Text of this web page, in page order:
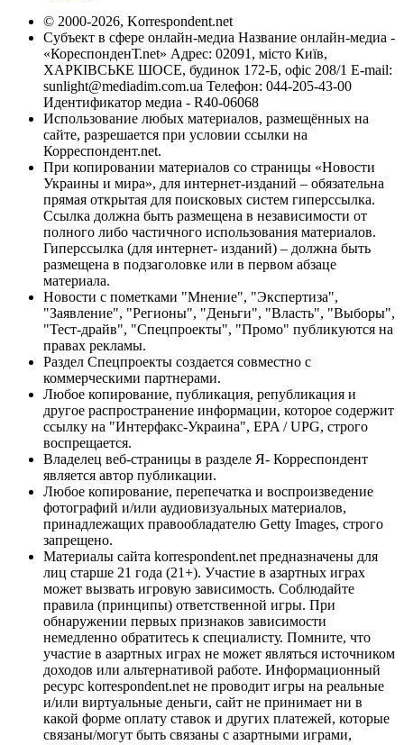
© 2000-2026, Korrespondent.net
Субъект в сфере онлайн-медиа Название онлайн-медиа -
«КореспонденТ.net» Адрес: 02091, місто Київ,
ХАРКІВСЬКЕ ШОСЕ, будинок 172-Б, офіс 208/1 E-mail:
sunlight@mediadim.com.ua Телефон: 044-205-43-00
Идентификатор медиа - R40-06068
Использование любых материалов, размещённых на
сайте, разрешается при условии ссылки на
Корреспондент.net.
При копировании материалов со страницы «Новости
Украины и мира», для интернет-изданий – обязательна
прямая открытая для поисковых систем гиперссылка.
Ссылка должна быть размещена в независимости от
полного либо частичного использования материалов.
Гиперссылка (для интернет- изданий) – должна быть
размещена в подзаголовке или в первом абзаце
материала.
Новости с пометками "Мнение", "Экспертиза",
"Заявление", "Регионы", "Деньги", "Власть", "Выборы",
"Тест-драйв", "Спецпроекты", "Промо" публикуются на
правах рекламы.
Раздел Спецпроекты создается совместно с
коммерческими партнерами.
Любое копирование, публикация, републикация и
другое распространение информации, которое содержит
ссылку на "Интерфакс-Украина", EPA / UPG, строго
воспрещается.
Владелец веб-страницы в разделе Я- Корреспондент
является автор публикации.
Любое копирование, перепечатка и воспроизведение
фотографий и/или аудиовизуальных материалов,
принадлежащих правообладателю Getty Images, строго
запрещено.
Материалы сайта korrespondent.net предназначены для
лиц старше 21 года (21+). Участие в азартных играх
может вызвать игровую зависимость. Соблюдайте
правила (принципы) ответственной игры. При
обнаружении первых признаков зависимости
немедленно обратитесь к специалисту. Помните, что
участие в азартных играх не может являться источником
доходов или альтернативой работе. Информационный
ресурс korrespondent.net не проводит игры на реальные
и/или виртуальные деньги, сайт не принимает ни в
какой форме оплату ставок и других платежей, которые
связаны/могут быть связаны с азартными играми,